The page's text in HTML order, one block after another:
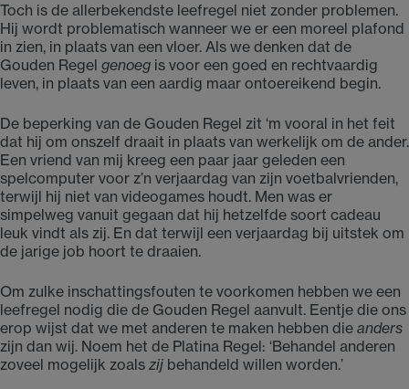
Toch is de allerbekendste leefregel niet zonder problemen.
Hij wordt problematisch wanneer we er een moreel plafond
in zien, in plaats van een vloer. Als we denken dat de
Gouden Regel genoeg is voor een goed en rechtvaardig
leven, in plaats van een aardig maar ontoereikend begin.
De beperking van de Gouden Regel zit ‘m vooral in het feit
dat hij om onszelf draait in plaats van werkelijk om de ander.
Een vriend van mij kreeg een paar jaar geleden een
spelcomputer voor z’n verjaardag van zijn voetbalvrienden,
terwijl hij niet van videogames houdt. Men was er
simpelweg vanuit gegaan dat hij hetzelfde soort cadeau
leuk vindt als zij. En dat terwijl een verjaardag bij uitstek om
de jarige job hoort te draaien.
Om zulke inschattingsfouten te voorkomen hebben we een
leefregel nodig die de Gouden Regel aanvult. Eentje die ons
erop wijst dat we met anderen te maken hebben die anders
zijn dan wij. Noem het de Platina Regel: ‘Behandel anderen
zoveel mogelijk zoals zij behandeld willen worden.’